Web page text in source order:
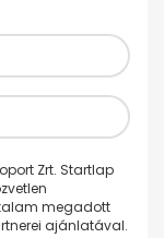
Zrt. Startlap
megadott
ajánlatával.